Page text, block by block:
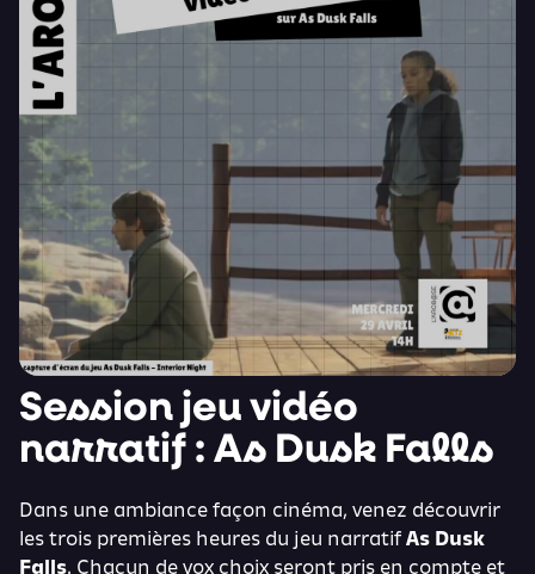
Session jeu vidéo
narratif : As Dusk Falls
Dans une ambiance façon cinéma, venez découvrir
les trois premières heures du jeu narratif As Dusk
Falls. Chacun de vox choix seront pris en compte et